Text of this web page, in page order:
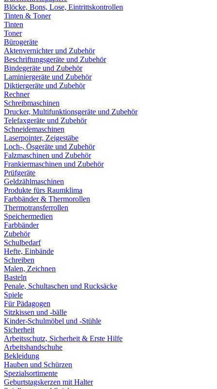
Blöcke, Bons, Lose, Eintrittskontrollen
Tinten & Toner
Tinten
Toner
Bürogeräte
Aktenvernichter und Zubehör
Beschriftungsgeräte und Zubehör
Bindegeräte und Zubehör
Laminiergeräte und Zubehör
Diktiergeräte und Zubehör
Rechner
Schreibmaschinen
Drucker, Multifunktionsgeräte und Zubehör
Telefaxgeräte und Zubehör
Schneidemaschinen
Laserpointer, Zeigestäbe
Loch-, Ösgeräte und Zubehör
Falzmaschinen und Zubehör
Frankiermaschinen und Zubehör
Prüfgeräte
Geldzählmaschinen
Produkte fürs Raumklima
Farbbänder & Thermorollen
Thermotransferrollen
Speichermedien
Farbbänder
Zubehör
Schulbedarf
Hefte, Einbände
Schreiben
Malen, Zeichnen
Basteln
Penale, Schultaschen und Rucksäcke
Spiele
Für Pädagogen
Sitzkissen und -bälle
Kinder-Schulmöbel und -Stühle
Sicherheit
Arbeitsschutz, Sicherheit & Erste Hilfe
Arbeitshandschuhe
Bekleidung
Hauben und Schürzen
Spezialsortimente
Geburtstagskerzen mit Halter